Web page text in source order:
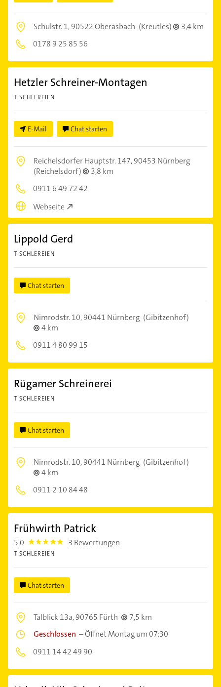
Schulstr. 1,90522 Oberasbach (Kreutles)
3,4 km
0178 9 25 85 56
Hetzler Schreiner-Montagen
TISCHLEREIEN
E-Mail Chat starten
Reichelsdorfer Hauptstr. 147,90453 Nürnberg
(Reichelsdorf)
3,8 km
0911 6 49 72 42
Webseite
Lippold Gerd
TISCHLEREIEN
Chat starten
Nimrodstr. 10,90441 Nürnberg (Gibitzenhof)
4 km
0911 4 80 99 15
Rügamer Schreinerei
TISCHLEREIEN
Chat starten
Nimrodstr. 10,90441 Nürnberg (Gibitzenhof)
4 km
0911 2 10 84 48
Frühwirth Patrick
5,0 5.0 3 Bewertungen
TISCHLEREIEN
Chat starten
Talblick 13a,90765 Fürth
7,5 km
Geschlossen –Öffnet Montag um 07:30
0911 14 42 49 90